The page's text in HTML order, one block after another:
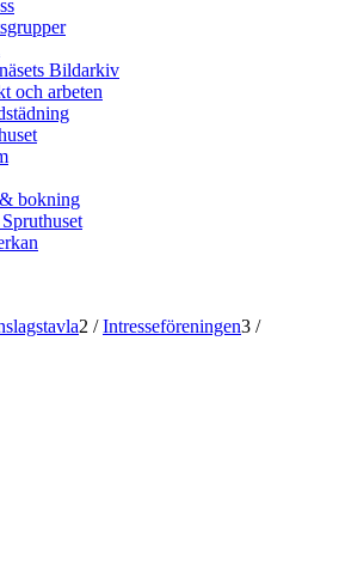
Bildarkiv
och arbeten
bokning
2 / Intresseföreningen3 /